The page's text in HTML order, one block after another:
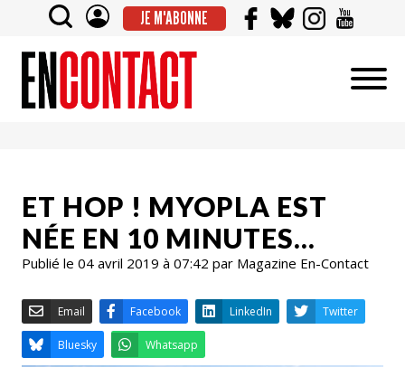
JE M'ABONNE
ET HOP ! MYOPLA EST
NÉE EN 10 MINUTES…
Publié le 04 avril 2019 à 07:42 par Magazine En-Contact